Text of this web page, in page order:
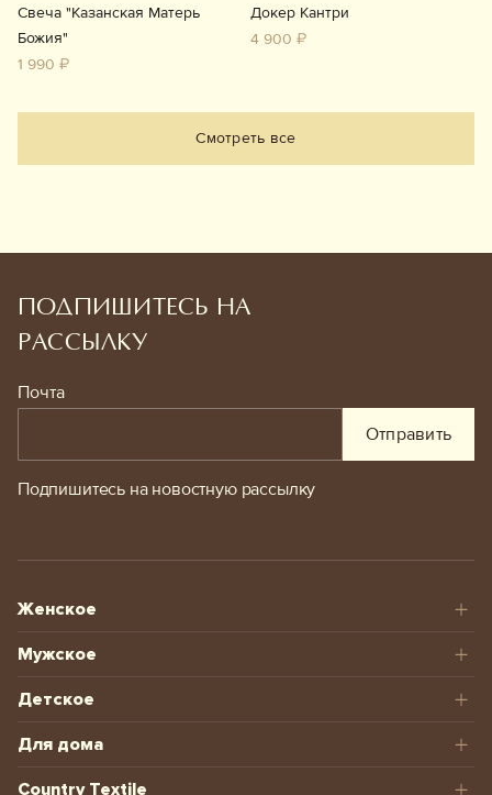
Свеча "Казанская Матерь
Божия"
1 990 ₽
Докер Кантри
4 900 ₽
Смотреть все
ПОДПИШИТЕСЬ НА
РАССЫЛКУ
Почта
Отправить
Подпишитесь на новостную рассылку
Женское
Мужское
Детское
Для дома
Country Textile